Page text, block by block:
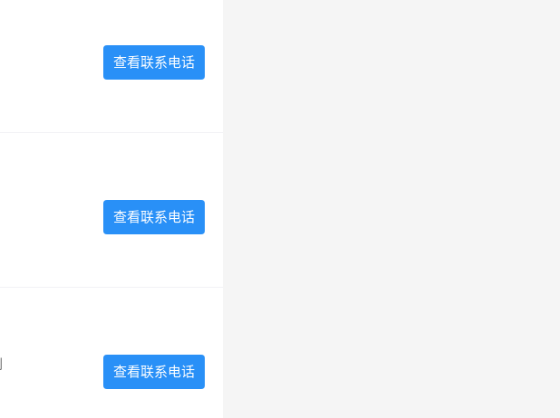
查看联系电话
查看联系电话
查看联系电话